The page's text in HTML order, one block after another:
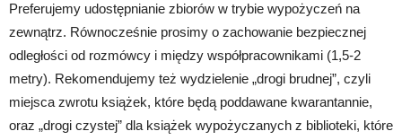
Preferujemy udostępnianie zbiorów w trybie wypożyczeń na
zewnątrz. Równocześnie prosimy o zachowanie bezpiecznej
odległości od rozmówcy i między współpracownikami (1,5-2
metry). Rekomendujemy też wydzielenie „drogi brudnej”, czyli
miejsca zwrotu książek, które będą poddawane kwarantannie,
oraz „drogi czystej” dla książek wypożyczanych z biblioteki, które